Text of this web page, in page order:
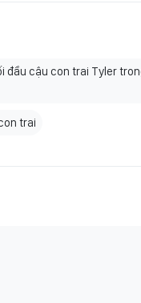
đầu cậu con trai Tyler
trai